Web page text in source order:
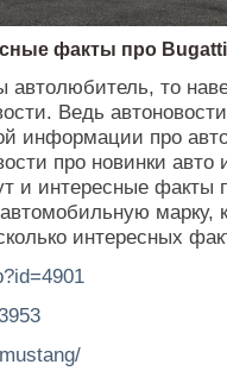
факты про Bugatti
автолюбитель, то
Ведь
информации про
про новинки авто
и интересные факты
марку,
интересных